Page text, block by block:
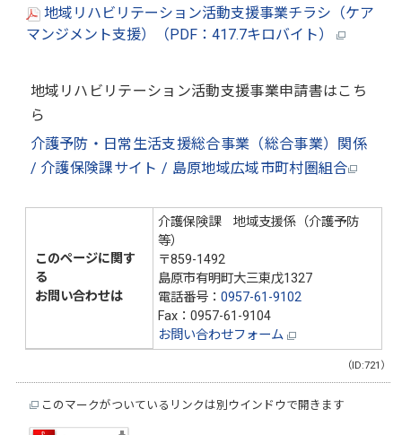
地域リハビリテーション活動支援事業チラシ（ケア
マンジメント支援）（PDF：417.7キロバイト）
地域リハビリテーション活動支援事業申請書はこち
ら
介護予防・日常生活支援総合事業（総合事業）関係
/ 介護保険課サイト / 島原地域広域市町村圏組合
このページに関す
る
お問い合わせは
介護保険課 地域支援係（介護予防
等）
〒859-1492
島原市有明町大三東戊1327
電話番号： 0957-61-9102
Fax：0957-61-9104
お問い合わせフォーム
（ID:721）
このマークがついているリンクは別ウインドウで開きます